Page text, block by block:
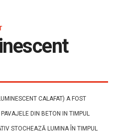
CALAFAT) A FOST
DIN BETON IN TIMPUL
STOCHEAZĂ LUMINA ÎN TIMPUL